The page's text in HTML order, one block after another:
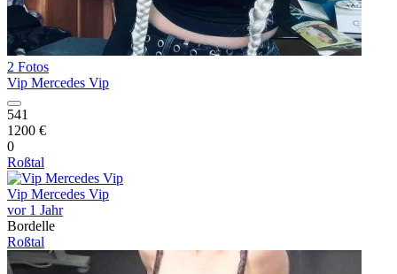
2 Fotos
Vip Mercedes Vip
541
1200 €
0
Roßtal
Vip Mercedes Vip
vor 1 Jahr
Bordelle
Roßtal